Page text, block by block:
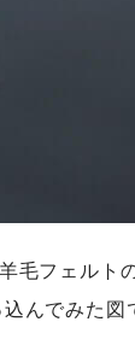
毛フェルト
んでみた図